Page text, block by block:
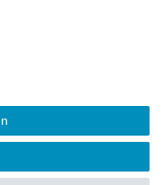
sämtliche Produktbilder
rechtmäßigen